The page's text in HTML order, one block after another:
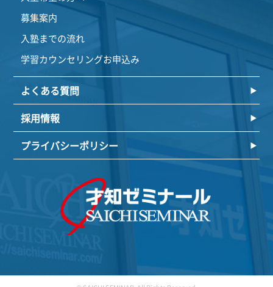
募集案内
入塾までの流れ
学習カウンセリングお申込み
よくある質問
採用情報
プライバシーポリシー